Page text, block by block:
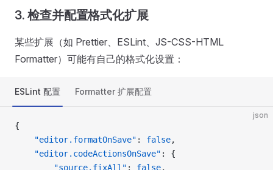
3. 检查并配置格式化扩展
某些扩展（如 Prettier、ESLint、JS-CSS-HTML
Formatter）可能有自己的格式化设置：
ESLint 配置 Formatter 扩展配置
json
{
    "editor.formatOnSave"
: false,
    "editor.codeActionsOnSave"
: {
        "source.fixAll"
: false,